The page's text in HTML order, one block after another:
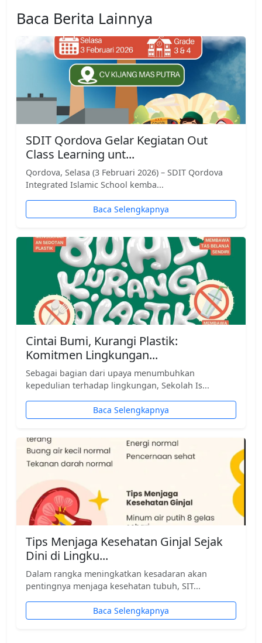
Baca Berita Lainnya
SDIT Qordova Gelar Kegiatan Out
Class Learning unt...
Qordova, Selasa (3 Februari 2026) – SDIT Qordova
Integrated Islamic School kemba...
Baca Selengkapnya
Cintai Bumi, Kurangi Plastik:
Komitmen Lingkungan...
Sebagai bagian dari upaya menumbuhkan
kepedulian terhadap lingkungan, Sekolah Is...
Baca Selengkapnya
Tips Menjaga Kesehatan Ginjal Sejak
Dini di Lingku...
Dalam rangka meningkatkan kesadaran akan
pentingnya menjaga kesehatan tubuh, SIT...
Baca Selengkapnya